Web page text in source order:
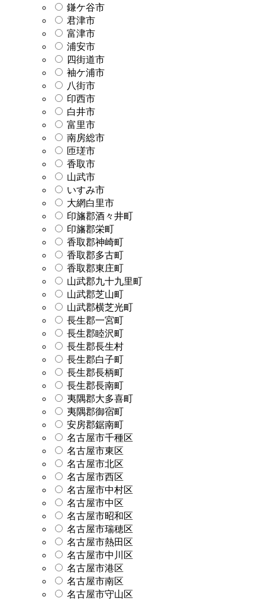
鎌ケ谷市
君津市
富津市
浦安市
四街道市
袖ケ浦市
八街市
印西市
白井市
富里市
南房総市
匝瑳市
香取市
山武市
いすみ市
大網白里市
印旛郡酒々井町
印旛郡栄町
香取郡神崎町
香取郡多古町
香取郡東庄町
山武郡九十九里町
山武郡芝山町
山武郡横芝光町
長生郡一宮町
長生郡睦沢町
長生郡長生村
長生郡白子町
長生郡長柄町
長生郡長南町
夷隅郡大多喜町
夷隅郡御宿町
安房郡鋸南町
名古屋市千種区
名古屋市東区
名古屋市北区
名古屋市西区
名古屋市中村区
名古屋市中区
名古屋市昭和区
名古屋市瑞穂区
名古屋市熱田区
名古屋市中川区
名古屋市港区
名古屋市南区
名古屋市守山区